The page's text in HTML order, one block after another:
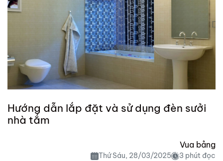
Hướng dẫn lắp đặt và sử dụng đèn sưởi
nhà tắm
Vua bảng
Thứ Sáu, 28/03/2025 3 phút đọc